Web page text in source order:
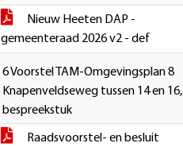
Nieuw Heeten DAP -
gemeenteraad 2026 v2 - def
6 Voorstel TAM-Omgevingsplan 8
Knapenveldseweg tussen 14 en 16,
bespreekstuk
Raadsvoorstel- en besluit